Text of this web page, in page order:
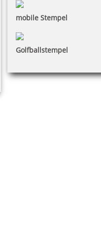
mobile Stempel
Golfballstempel